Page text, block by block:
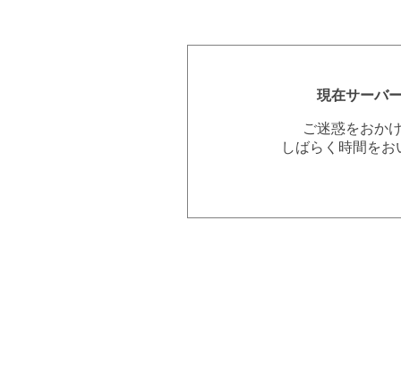
現在サーバ
ご迷惑をおか
しばらく時間を